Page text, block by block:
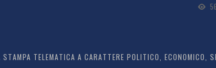
STAMPA TELEMATICA A CARATTERE POLITICO,